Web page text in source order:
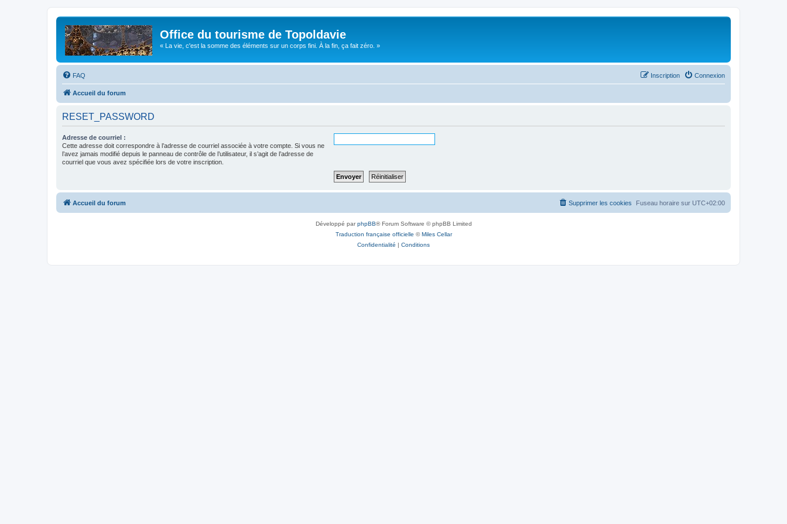
Office du tourisme de Topoldavie
« La vie, c'est la somme des éléments sur un corps fini. À la fin, ça fait zéro. »
FAQ Connexion
Inscription
Accueil du forum
RESET_PASSWORD
Adresse de courriel :
Cette adresse doit correspondre à l’adresse de courriel associée à votre compte. Si vous ne
l’avez jamais modifié depuis le panneau de contrôle de l’utilisateur, il s’agit de l’adresse de
courriel que vous avez spécifiée lors de votre inscription.
Accueil du forum Fuseau horaire sur UTC+02:00
Supprimer les cookies
Développé parphpBB® Forum Software © phpBB Limited
Traduction française officielle ©Miles Cellar
Confidentialité | Conditions